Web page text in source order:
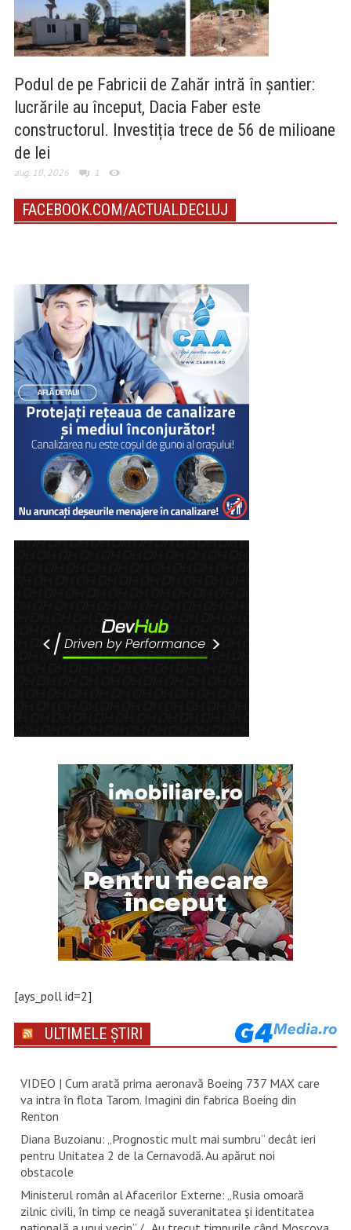
Podul de pe Fabricii de Zahăr intră în șantier:
lucrările au început, Dacia Faber este
constructorul. Investiția trece de 56 de milioane
de lei
aug. 10, 2026 1
FACEBOOK.COM/ACTUALDECLUJ
[ays_poll id=2]
ULTIMELE ȘTIRI
VIDEO | Cum arată prima aeronavă Boeing 737 MAX care
va intra în flota Tarom. Imagini din fabrica Boeing din
Renton
Diana Buzoianu: „Prognostic mult mai sumbru” decât ieri
pentru Unitatea 2 de la Cernavodă. Au apărut noi
obstacole
Ministerul român al Afacerilor Externe: „Rusia omoară
zilnic civili, în timp ce neagă suveranitatea și identitatea